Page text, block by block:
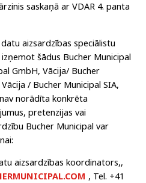
saskaņā ar VDAR 4. panta
aizsardzības speciālistu
šādus Bucher Municipal
GmbH, Vācija/ Bucher
/ Bucher Municipal SIA,
norādīta konkrēta
pretenzijas vai
Bucher Municipal var
aizsardzības koordinators,,
, Tel. +41